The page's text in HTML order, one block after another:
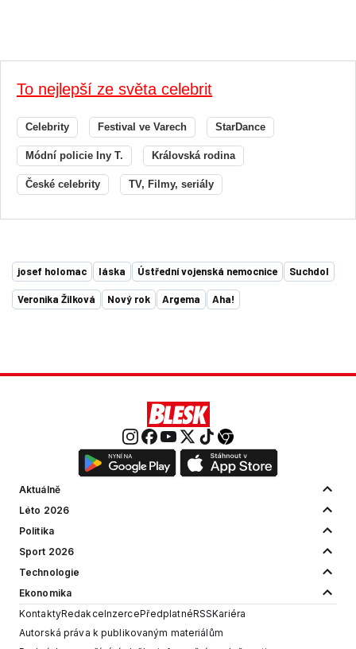
To nejlepší ze světa celebrit
Celebrity Festival ve Varech StarDance
Módní policie Iny T. Královská rodina
České celebrity TV, Filmy, seriály
josef holomac láska Ústřední vojenská nemocnice Suchdol
Veronika Žilková Nový rok Argema Aha!
Aktuálně
Léto 2026
Politika
Sport 2026
Technologie
Ekonomika
KontaktyRedakceInzercePředplatnéRSSKariéra
Autorská práva k publikovaným materiálům